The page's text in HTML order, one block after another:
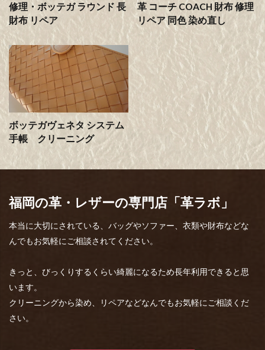
修理・ボッテガ ラウンド 長
財布 リペア
革 コーチ COACH 財布 修理
リペア 同色 染め直し
ボッテガヴェネタ システム
手帳 クリーニング
福岡の革・レザーの専門店「革ラボ」
本当に大切にされている、バッグやソファー、衣類や財布などな
んでもお気軽にご相談されてください。
きっと、びっくりするくらい綺麗になるため長年利用できると思
います。
クリーニングから染め、リペアなどなんでもお気軽にご相談くだ
さい。